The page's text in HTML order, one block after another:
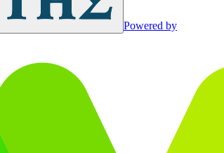
Powered by